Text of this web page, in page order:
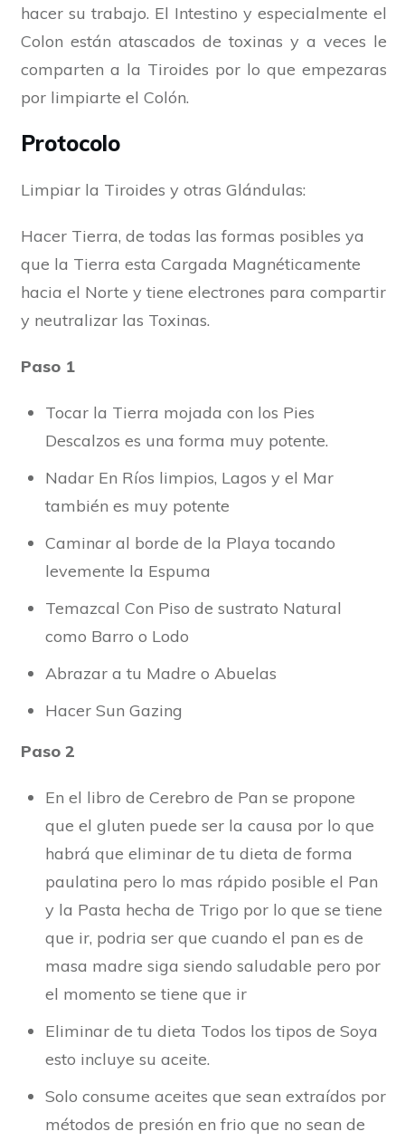
hacer su trabajo. El Intestino y especialmente el
Colon están atascados de toxinas y a veces le
comparten a la Tiroides por lo que empezaras
por limpiarte el Colón.
Protocolo
Limpiar la Tiroides y otras Glándulas:
Hacer Tierra, de todas las formas posibles ya
que la Tierra esta Cargada Magnéticamente
hacia el Norte y tiene electrones para compartir
y neutralizar las Toxinas.
Paso 1
Tocar la Tierra mojada con los Pies
Descalzos es una forma muy potente.
Nadar En Ríos limpios, Lagos y el Mar
también es muy potente
Caminar al borde de la Playa tocando
levemente la Espuma
Temazcal Con Piso de sustrato Natural
como Barro o Lodo
Abrazar a tu Madre o Abuelas
Hacer Sun Gazing
Paso 2
En el libro de Cerebro de Pan se propone
que el gluten puede ser la causa por lo que
habrá que eliminar de tu dieta de forma
paulatina pero lo mas rápido posible el Pan
y la Pasta hecha de Trigo por lo que se tiene
que ir, podria ser que cuando el pan es de
masa madre siga siendo saludable pero por
el momento se tiene que ir
Eliminar de tu dieta Todos los tipos de Soya
esto incluye su aceite.
Solo consume aceites que sean extraídos por
métodos de presión en frio que no sean de